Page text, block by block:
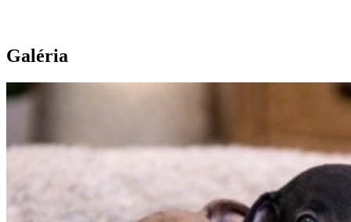
Galéria